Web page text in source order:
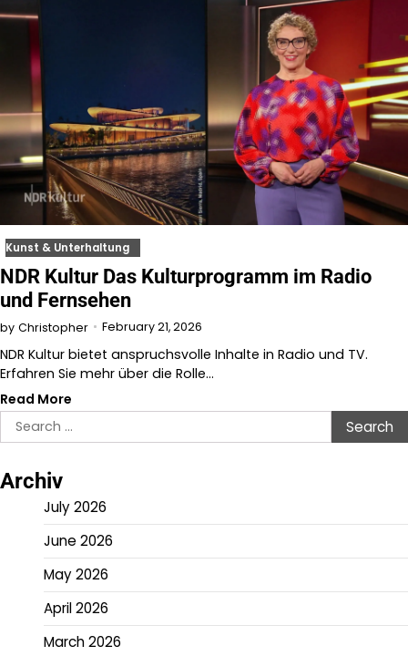
Kunst & Unterhaltung
NDR Kultur Das Kulturprogramm im Radio
und Fernsehen
by Christopher February 21, 2026
NDR Kultur bietet anspruchsvolle Inhalte in Radio und TV.
Erfahren Sie mehr über die Rolle…
Read More
Search
for:
Archiv
July 2026
June 2026
May 2026
April 2026
March 2026